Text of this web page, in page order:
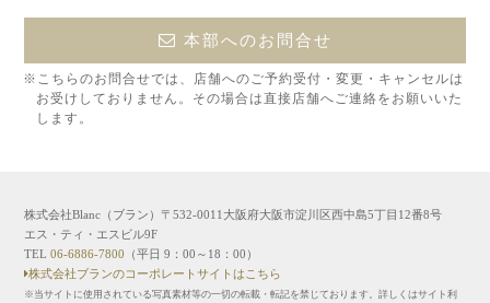
本部へのお問合せ
※こちらのお問合せでは、店舗へのご予約受付・変更・キャンセルは
お受けしておりません。その場合は直接店舗へご連絡をお願いいた
します。
株式会社Blanc（ブラン）〒532-0011大阪府大阪市淀川区西中島5丁目12番8号
エス・ティ・エスビル9F
TEL06-6886-7800
（平日 9：00～18：00）
株式会社ブランのコーポレートサイトはこちら
※当サイトに使用されている写真素材等の一切の転載・転記を禁じております。詳しくはサイト利